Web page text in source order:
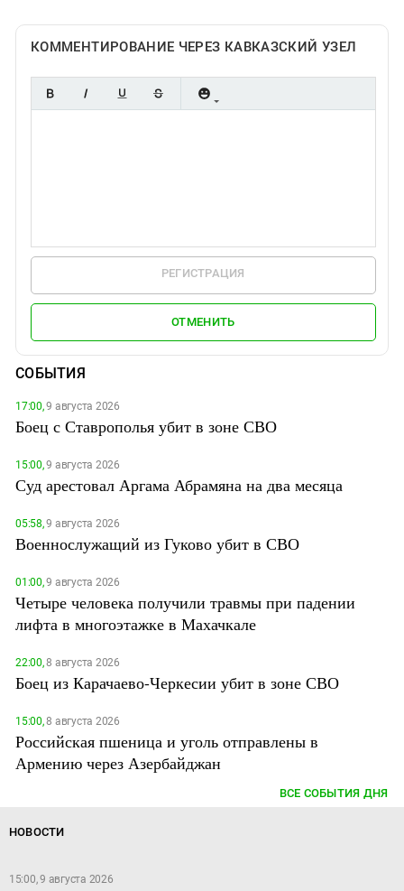
КОММЕНТИРОВАНИЕ ЧЕРЕЗ КАВКАЗСКИЙ УЗЕЛ
РЕГИСТРАЦИЯ
ОТМЕНИТЬ
СОБЫТИЯ
17:00,9 августа 2026
Боец с Ставрополья убит в зоне СВО
15:00,9 августа 2026
Суд арестовал Аргама Абрамяна на два месяца
05:58,9 августа 2026
Военнослужащий из Гуково убит в СВО
01:00,9 августа 2026
Четыре человека получили травмы при падении
лифта в многоэтажке в Махачкале
22:00,8 августа 2026
Боец из Карачаево-Черкесии убит в зоне СВО
15:00,8 августа 2026
Российская пшеница и уголь отправлены в
Армению через Азербайджан
ВСЕ СОБЫТИЯ ДНЯ
НОВОСТИ
15:00, 9 августа 2026